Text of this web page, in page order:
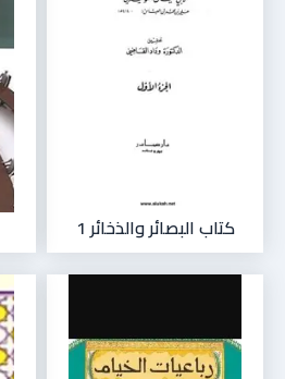
كتاب البصائر والذخائر 1